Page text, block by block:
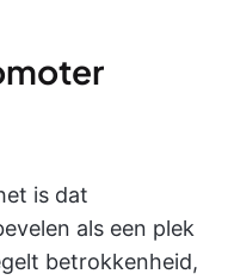
is dat
als een plek
betrokkenheid,